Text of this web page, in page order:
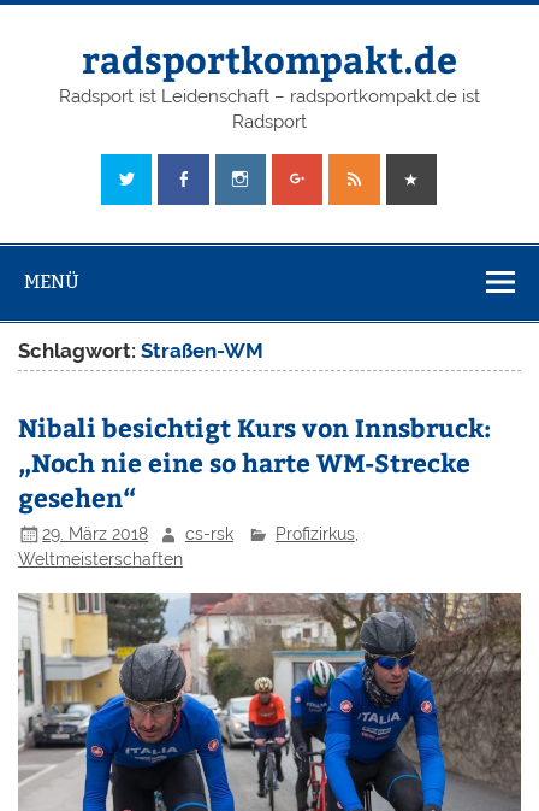
radsportkompakt.de
Radsport ist Leidenschaft – radsportkompakt.de ist
Radsport
MENÜ
Schlagwort:Straßen-WM
Nibali besichtigt Kurs von Innsbruck:
„Noch nie eine so harte WM-Strecke
gesehen“
29. März 2018 cs-rsk Profizirkus,
Weltmeisterschaften